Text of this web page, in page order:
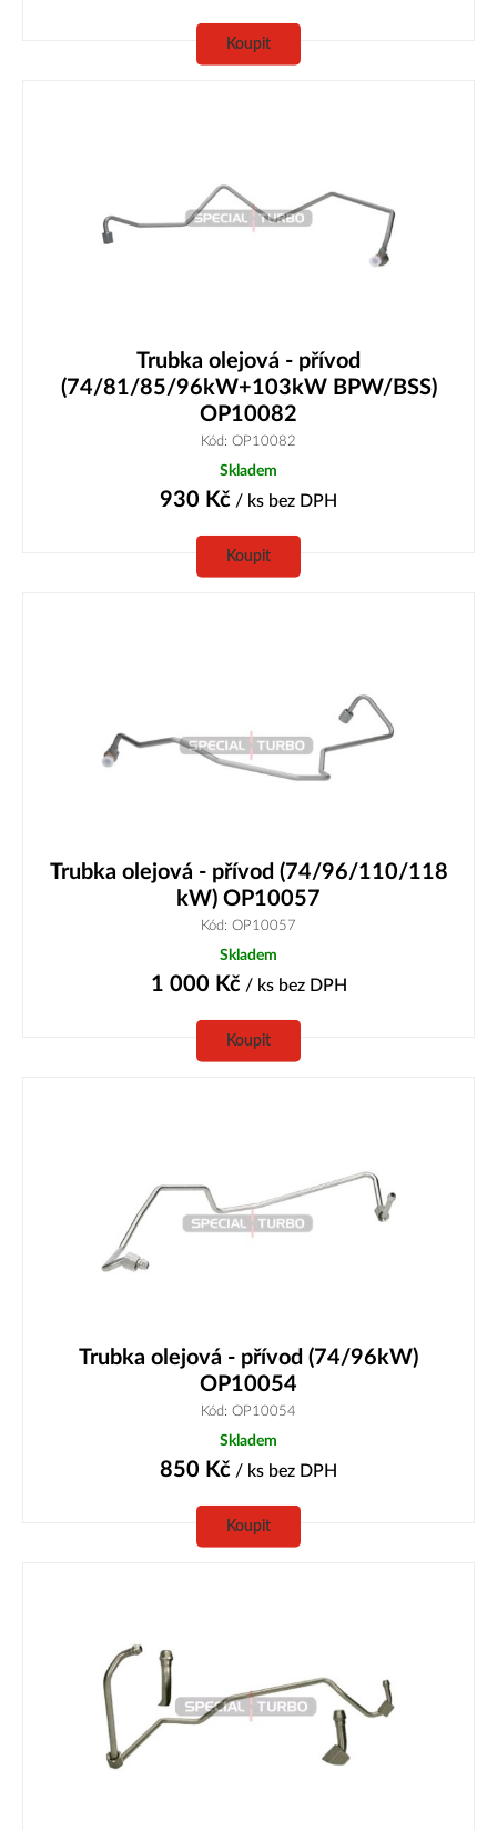
Koupit
Trubka olejová - přívod
(74/81/85/96kW+103kW BPW/BSS)
OP10082
Kód: OP10082
Skladem
930 Kč / ks bez DPH
Koupit
Trubka olejová - přívod (74/96/110/118
kW) OP10057
Kód: OP10057
Skladem
1 000 Kč/ ks bez DPH
Koupit
Trubka olejová - přívod (74/96kW)
OP10054
Kód: OP10054
Skladem
850 Kč / ks bez DPH
Koupit